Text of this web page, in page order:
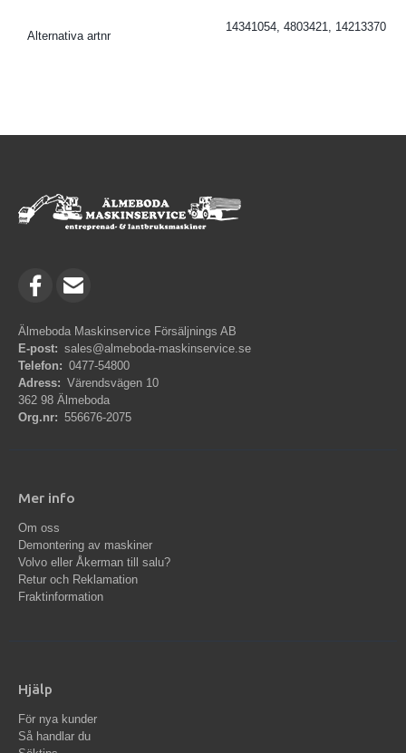
Alternativa artnr
14341054, 4803421, 14213370
Älmeboda Maskinservice Försäljnings AB
E-post: sales@almeboda-maskinservice.se
Telefon: 0477-54800
Adress: Värendsvägen 10
362 98 Älmeboda
Org.nr: 556676-2075
Mer info
Om oss
Demontering av maskiner
Volvo eller Åkerman till salu?
Retur och Reklamation
Fraktinformation
Hjälp
För nya kunder
Så handlar du